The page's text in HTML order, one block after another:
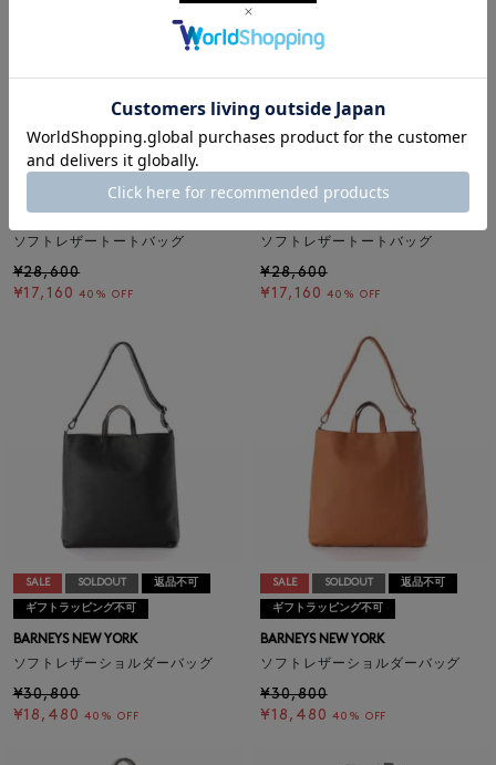
SALE 返品不可
ギフトラッピング不可
ソフトレザートートバッグ
¥28,600
¥17,160 40% OFF
ギフトラッピング不可
ソフトレザートートバッグ
¥28,600
¥17,160 40% OFF
SALE SOLDOUT 返品不可
ギフトラッピング不可
BARNEYS NEW YORK
ソフトレザーショルダーバッグ
¥30,800
¥18,480 40% OFF
SALE SOLDOUT 返品不可
ギフトラッピング不可
BARNEYS NEW YORK
ソフトレザーショルダーバッグ
¥30,800
¥18,480 40% OFF